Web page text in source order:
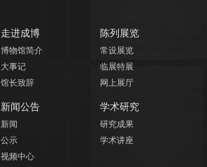
走进成博
博物馆简介
大事记
馆长致辞
陈列展览
常设展览
临展特展
网上展厅
新闻公告
新闻
公示
视频中心
学术研究
研究成果
学术讲座